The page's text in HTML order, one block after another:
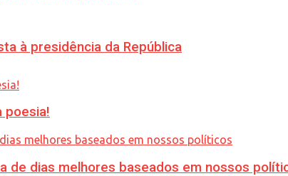
à presidência da República
poesia!
de dias melhores baseados em nossos